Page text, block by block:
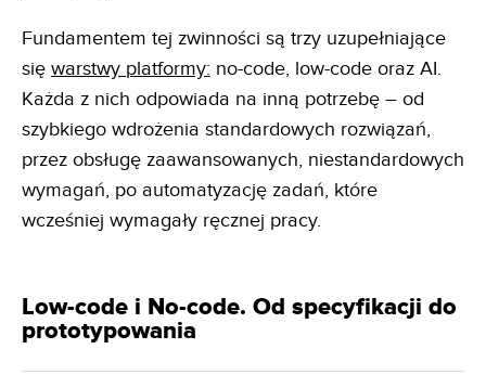
Fundamentem tej zwinności są trzy uzupełniające
się warstwy platformy: no-code, low-code oraz AI.
Każda z nich odpowiada na inną potrzebę – od
szybkiego wdrożenia standardowych rozwiązań,
przez obsługę zaawansowanych, niestandardowych
wymagań, po automatyzację zadań, które
wcześniej wymagały ręcznej pracy.
Low-code i No-code. Od specyfikacji do
prototypowania